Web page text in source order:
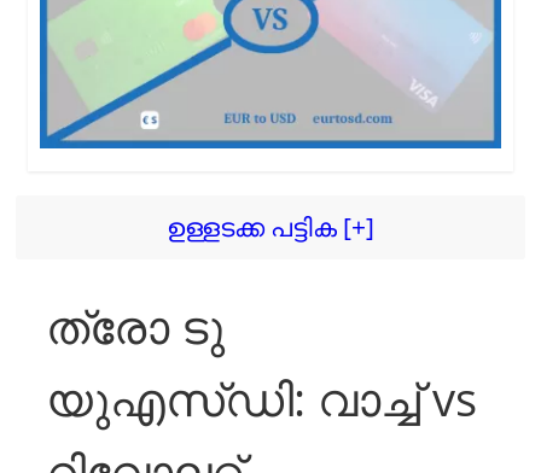
ഉള്ളടക്ക പട്ടിക [+]
ത്രോ ടു
യുഎസ്ഡി: വാച്ച് vs